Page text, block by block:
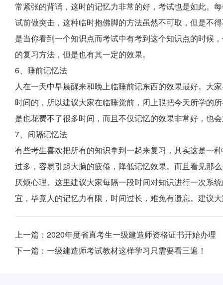
常紧张的背诵，这时的记忆力非常的好，考试也是如此。
试前做突击，这种临时抱佛脚的方法虽然不可取，但是不
是当你看到一个知识点而考试中有考到这个知识点的时候
的复习方法，但是也有其一定的效果。
6、睡前记忆法
人在一天中早晨醒来和晚上临睡前记东西的效果最好。大
时间的，所以建议大家在临睡觉前，闭上眼把今天所学的
是也花费不了很多时间，而且不仅记忆的效果非常好，也
7、间隔记忆法
有些考生喜欢把所有的知识拿到一起来复习，其实这是一
过多，容易引起大脑的疲倦，降低记忆效果。而且看见那
厌烦心理。这里建议大家每隔一段时间对知识进行一次系
宜，毕竟人的记忆力有限，时间过长，难免有遗忘。建议
上一篇： 2020年度省直考生一级建造师资格证书开始办理
下一篇： 一级建造师考试教材这样学习只需要看三遍！